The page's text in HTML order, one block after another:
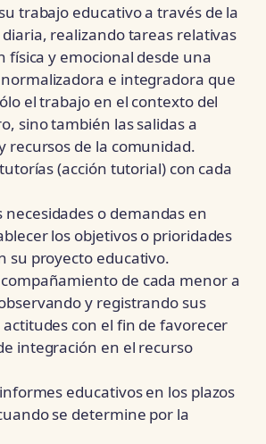
trabajo educativo a través de la
realizando tareas relativas
física y emocional desde una
e integradora que
el trabajo en el contexto del
sino también las salidas a
recursos de la comunidad.
(acción tutorial) con cada
necesidades o demandas en
los objetivos o prioridades
su proyecto educativo.
de cada menor a
y registrando sus
con el fin de favorecer
integración en el recurso
educativos en los plazos
se determine por la